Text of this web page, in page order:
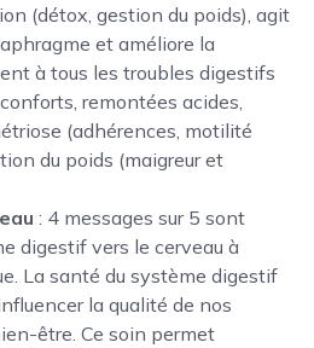
(détox, gestion du poids), agit
et améliore la
à tous les troubles digestifs
remontées acides,
(adhérences, motilité
du poids (maigreur et
: 4 messages sur 5 sont
digestif vers le cerveau à
La santé du système digestif
la qualité de nos
être. Ce soin permet